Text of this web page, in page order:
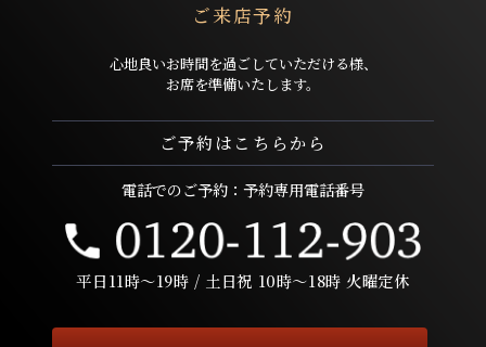
ご来店予約
心地良いお時間を過ごしていただける様、
お席を準備いたします。
ご予約はこちらから
電話でのご予約：予約専用電話番号
平日11時〜19時 / 土日祝 10時〜18時 火曜定休